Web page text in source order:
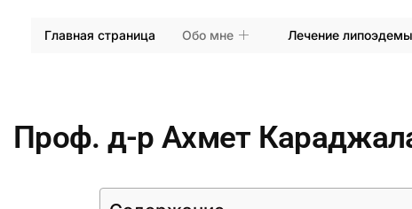
Главная страница Обо мне Лечение липоэдемы
Проф. д-р Ахмет